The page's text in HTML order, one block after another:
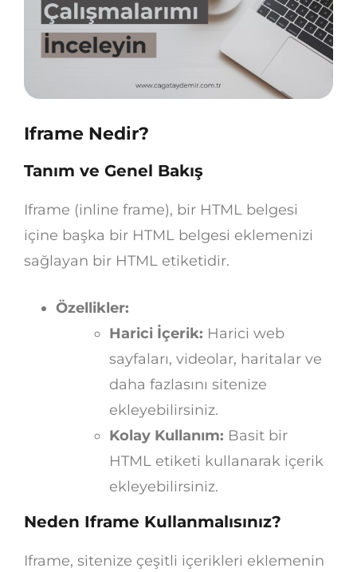
Iframe Nedir?
Tanım ve Genel Bakış
Iframe (inline frame), bir HTML belgesi
içine başka bir HTML belgesi eklemenizi
sağlayan bir HTML etiketidir.
Özellikler:
Harici İçerik: Harici web
sayfaları, videolar, haritalar ve
daha fazlasını sitenize
ekleyebilirsiniz.
Kolay Kullanım: Basit bir
HTML etiketi kullanarak içerik
ekleyebilirsiniz.
Neden Iframe Kullanmalısınız?
Iframe, sitenize çeşitli içerikleri eklemenin